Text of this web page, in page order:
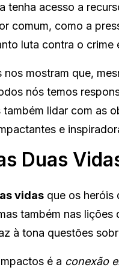
tenha acesso a
comum, como a
luta contra o crime
nos mostram que,
nós temos
também lidar com as
e
Duas
vidas que os heróis
também nas
à tona questões
é a conexão